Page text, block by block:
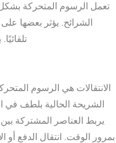
تعمل الرسوم المتحركة
الشرائح. يؤثر بعضها
الانتقالات هي الرسوم
يربط العناصر المشتركة
بمرور الوقت. انتقال الدفع أو